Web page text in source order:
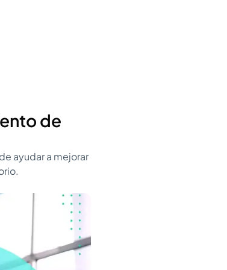
de
ayudar a mejorar